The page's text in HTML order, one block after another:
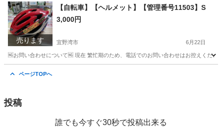
沖縄 宜野湾市 生活家電
売ります
【自転車】【ヘルメット】【管理番号11503】S
3,000円
宜野湾市 6月22日
🆖お問い合わせについて🆖 現在 繁忙期のため、電話でのお問い合わせはお控えくだ
ページTOPへ
投稿
誰でも今すぐ30秒で投稿出来る